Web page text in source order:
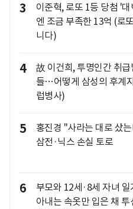
3
이준혁, 로또 1등 당첨 '대
엔 조금 부족한 13억 (로
니다)
4
故 이건희, 투명인간 취
들…어떻게 삼성의 후계
럽병사)
5
홍진경 "사라는 대로 샀
삼전·닉스 손실 토로
6
부모와 12세·8세 자녀
아내는 속옷만 입은 채